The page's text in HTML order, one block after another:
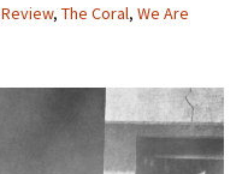
Review, The Coral, We Are